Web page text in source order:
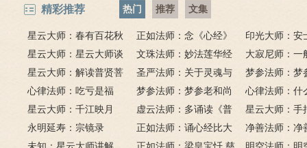
精彩推荐 热门 推荐 文集
星云大师：春有百花秋
有月，夏有凉风冬有雪；
若无闲事挂心头，便是人
间好时节。
正如法师：念《心经》
比《大悲咒》更好吗？
印光大师：安
话解
星云大师：星云大师谈
《心经》
文珠法师：妙法莲华经
大寂尼师：一
里可以读诵《
吗？
星云大师：解读普贤菩
萨十大愿王（附普贤行愿
品全文）
圣严法师：关于灵魂与
鬼的终极真相
梦参法师：梦
尚：金刚经
心律法师：吃亏是福
梦参法师：梦参老和尚
讲地藏本愿经
心律法师：什
有缘？
星云大师：千江映月
虚云法师：多诵读《普
门品》和《地藏经》
星云大师：手
满田，低头便
永明延寿：宗镜录
正如法师：诵心经比大
净善法师：净